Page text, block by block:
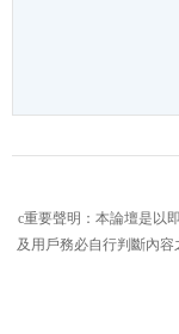
合
c重要聲明：本論壇是以
及用戶務必自行判斷內